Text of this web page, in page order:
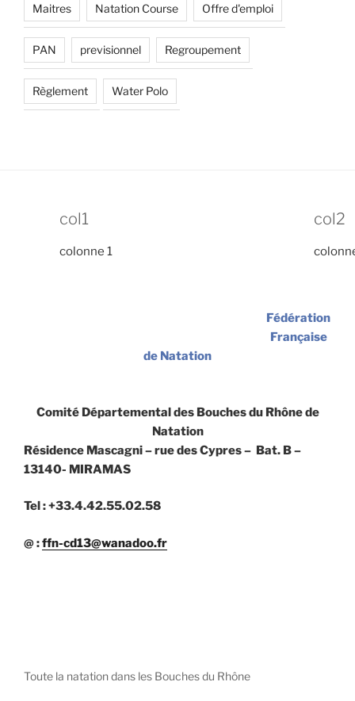
Maitres Natation Course Offre d'emploi
PAN previsionnel Regroupement
Règlement Water Polo
col1
colonne 1
col2
Fédération
Française
de Natation
Comité Départemental des Bouches du Rhône de
Natation
Résidence Mascagni – rue des Cypres – Bat. B –
13140- MIRAMAS
Tel : +33.4.42.55.02.58
@ :ffn-cd13@wanadoo.fr
Toute la natation dans les Bouches du Rhône